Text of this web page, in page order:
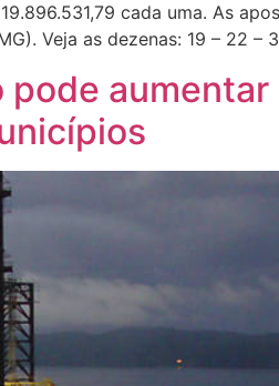
cada uma. As
Veja as dezenas: 19 – 22 –